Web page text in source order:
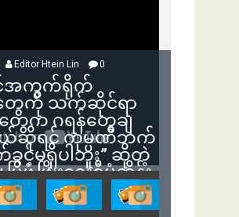
Editor Htein Lin 0
င်အကွက်ရိုက်
မှုတွေကို သက်ဆိုင်ရာ
ေက ဂရန်တွေချ
ဆိုရင် ကုမ္ပဏီဘက်
င့်မရှိပါဘူး” ဆိုတဲ့
ြဖွံ့ဖြိုးရေးစီမံကိန်း
းဇော်ရဲဝင်းနဲ့ တွေ့ဆုံ